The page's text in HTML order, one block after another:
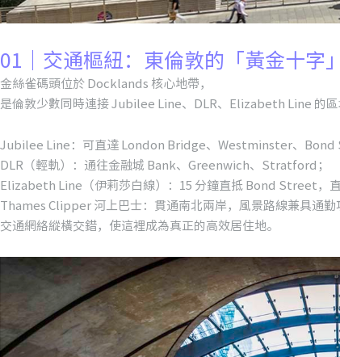
01｜交通樞紐：東倫敦的「黃金十字
金絲雀碼頭位於 Docklands 核心地帶，
是倫敦少數同時連接 Jubilee Line、DLR、Elizabeth Line 的
Jubilee Line：可直達 London Bridge、Westminster、
DLR（輕軌）：通往金融城 Bank、Greenwich、Stratford；
Elizabeth Line（伊莉莎白線）：15 分鐘直抵 Bond Street，
Thames Clipper 河上巴士：貫通南北兩岸，風景路線兼具通勤
交通網絡縱橫交錯，使這裡成為真正的高效居住地。